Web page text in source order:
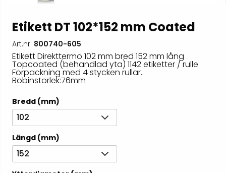
Etikett DT 102*152 mm Coated
Art.nr: 800740-605
Etikett Direkttermo 102 mm bred 152 mm lång
Topcoated (behandlad yta) 1142 etiketter / rulle
Förpackning med 4 stycken rullar..
Bobinstorlek:76mm
Bredd (mm)
102
Längd (mm)
152